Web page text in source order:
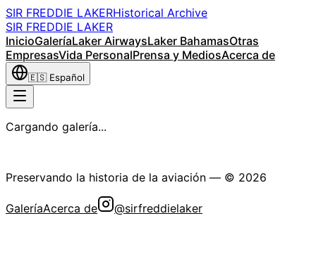
SIR FREDDIE LAKERHistorical Archive
SIR FREDDIE LAKER
InicioGaleríaLaker AirwaysLaker BahamasOtras
EmpresasVida PersonalPrensa y MediosAcerca de
🇪🇸 Español
Cargando galería...
Preservando la historia de la aviación — © 2026
GaleríaAcerca de @sirfreddielaker